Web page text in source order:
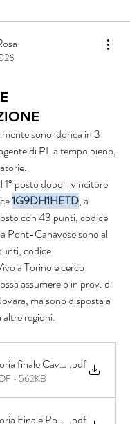
sono idonea in 3
di PL a tempo pieno,
1° posto dopo il vincitore
1G9DH1HETD, a
Pont-Canavese sono al
a Torino e cerco
assumere o in prov. di
ma sono disposta a
regioni.
finale Cavallirio (NO)
.pdf
• 562KB
Finale Pont-Canavese (TO)
.pdf